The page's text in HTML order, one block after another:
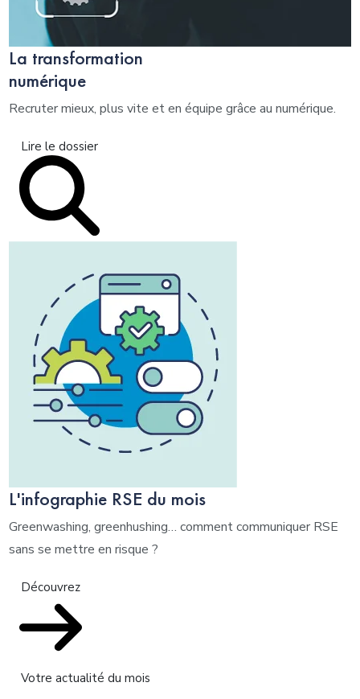
La transformation
numérique
Recruter mieux, plus vite et en équipe grâce au numérique.
Lire le dossier
L'infographie RSE du mois
Greenwashing, greenhushing… comment communiquer RSE
sans se mettre en risque ?
Découvrez
Votre actualité du mois